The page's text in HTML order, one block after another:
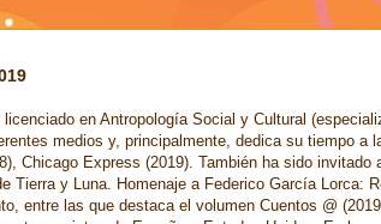
en Antropología Social y Cultural
medios y, principalmente, dedica su tiempo a
Chicago Express (2019). También ha sido
Tierra y Luna. Homenaje a Federico García Lorca:
entre las que destaca el volumen Cuentos @